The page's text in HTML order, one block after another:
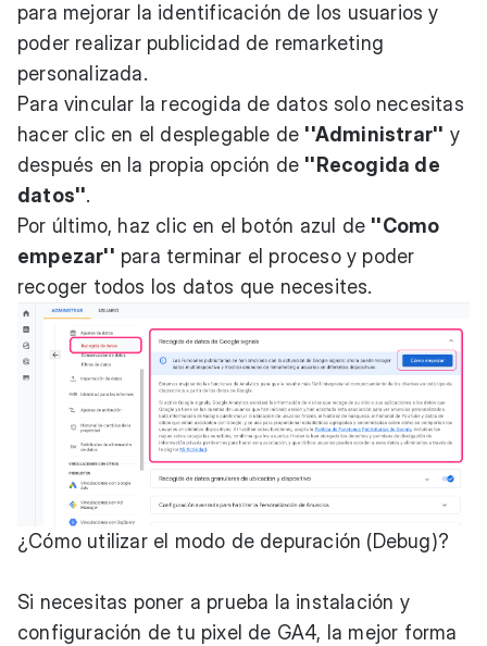
para mejorar la identificación de los usuarios y
poder realizar publicidad de remarketing
personalizada.
Para vincular la recogida de datos solo necesitas
hacer clic en el desplegable de ''Administrar'' y
después en la propia opción de ''Recogida de
datos''.
Por último, haz clic en el botón azul de ''Como
empezar'' para terminar el proceso y poder
recoger todos los datos que necesites.
¿Cómo utilizar el modo de depuración (Debug)?
Si necesitas poner a prueba la instalación y
configuración de tu pixel de GA4, la mejor forma